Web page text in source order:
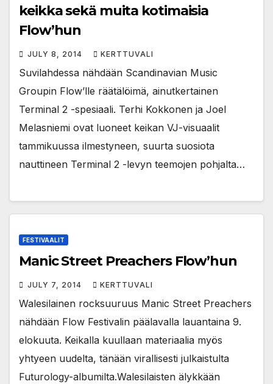
keikka sekä muita kotimaisia
Flow’hun
JULY 8, 2014 KERTTUVALI
Suvilahdessa nähdään Scandinavian Music
Groupin Flow’lle räätälöimä, ainutkertainen
Terminal 2 -spesiaali. Terhi Kokkonen ja Joel
Melasniemi ovat luoneet keikan VJ-visuaalit
tammikuussa ilmestyneen, suurta suosiota
nauttineen Terminal 2 -levyn teemojen pohjalta…
FESTIVAALIT
Manic Street Preachers Flow’hun
JULY 7, 2014 KERTTUVALI
Walesilainen rocksuuruus Manic Street Preachers
nähdään Flow Festivalin päälavalla lauantaina 9.
elokuuta. Keikalla kuullaan materiaalia myös
yhtyeen uudelta, tänään virallisesti julkaistulta
Futurology-albumilta.Walesilaisten älykkään